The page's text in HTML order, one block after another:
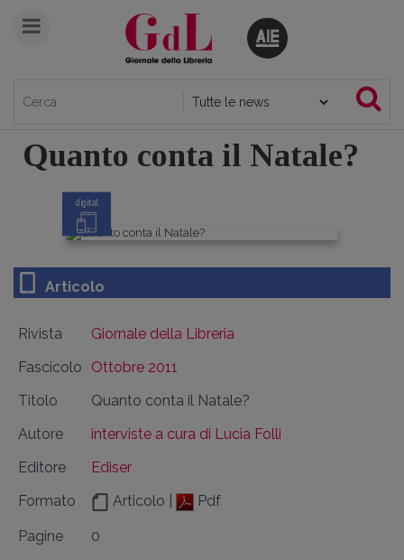
Quanto conta il Natale?
digital
Articolo
Rivista
Giornale della Libreria
Fascicolo
Ottobre 2011
Titolo
Quanto conta il Natale?
Autore
interviste a cura di Lucia Folli
Editore
Ediser
Formato
Articolo | Pdf
Pagine
0